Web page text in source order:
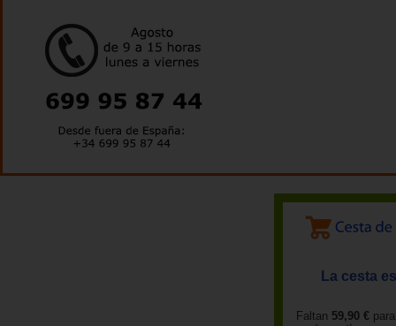
La cesta
Faltan 59,90 €